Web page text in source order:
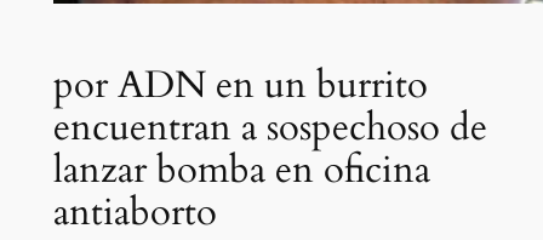
por ADN en un burrito
encuentran a sospechoso de
lanzar bomba en oficina
antiaborto